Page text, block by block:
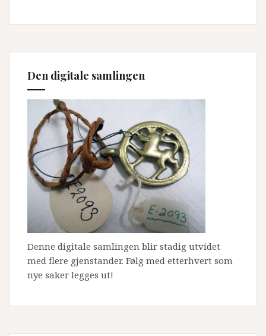
Den digitale samlingen
Denne digitale samlingen blir stadig utvidet
med flere gjenstander. Følg med etterhvert som
nye saker legges ut!